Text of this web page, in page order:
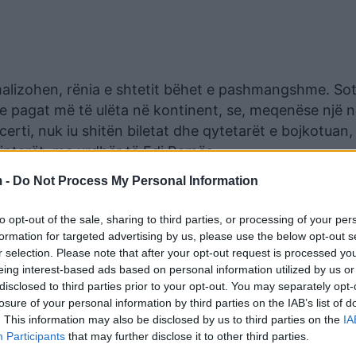
- Do Not Process My Personal Information
opt-out of the sale, sharing to third parties, or processing of your
for targeted advertising by us, please use the below opt-out
selection. Please note that after your opt-out request is processed
interest-based ads based on personal information utilized by us
to third parties prior to your opt-out. You may separately
of your personal information by third parties on the IAB’s list of
This information may also be disclosed by us to third parties on the
Participants that may further disclose it to other third parties.
rënia e shtetit bëhet e pashmangshme.
pagat më të ulëta në kontinent, se, meqenëse një
nuk iu shitën biletat dhe qytetarët e
me urdhër të Edi Ramës.
paratë e qytetarëve shqiptarë, të cilët nuk gjejnë
pagat dhe pensionet më të ulëta në rajon dhe
i shtetit nuk është fond për të financuar aktivitete